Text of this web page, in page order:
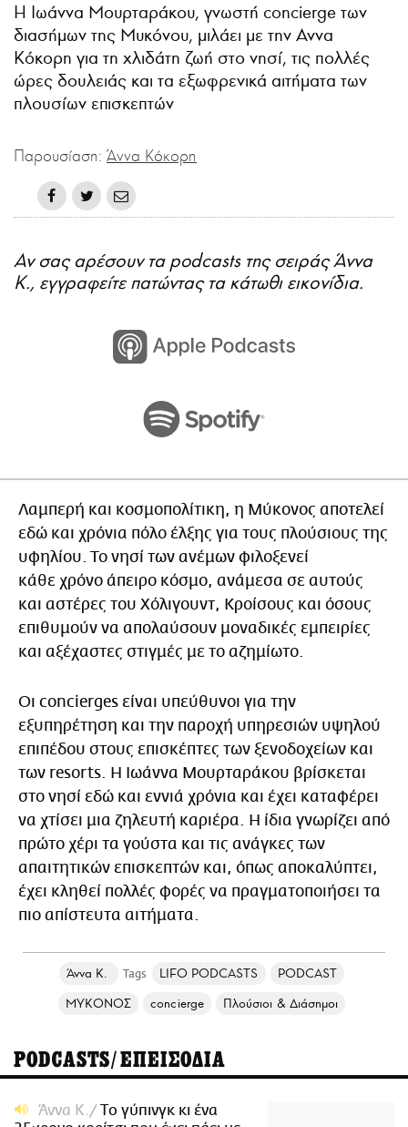
Η Ιωάννα Μουρταράκου, γνωστή concierge των
διασήμων της Μυκόνου, μιλάει με την Αννα
Κόκορη για τη χλιδάτη ζωή στο νησί, τις πολλές
ώρες δουλειάς και τα εξωφρενικά αιτήματα των
πλουσίων επισκεπτών
Παρουσίαση: Άννα Κόκορη
Αν σας αρέσουν τα podcasts της σειράς Άννα
Κ., εγγραφείτε πατώντας τα κάτωθι εικονίδια.
Λαμπερή και κοσμοπολίτικη, η Μύκονος αποτελεί
εδώ και χρόνια πόλο έλξης για τους πλούσιους της
υφηλίου. Το νησί των ανέμων φιλοξενεί
κάθε χρόνο άπειρο κόσμο, ανάμεσα σε αυτούς
και αστέρες του Χόλιγουντ, Κροίσους και όσους
επιθυμούν να απολαύσουν μοναδικές εμπειρίες
και αξέχαστες στιγμές με το αζημίωτο.
Οι concierges είναι υπεύθυνοι για την
εξυπηρέτηση και την παροχή υπηρεσιών υψηλού
επιπέδου στους επισκέπτες των ξενοδοχείων και
των resorts. Η Ιωάννα Μουρταράκου βρίσκεται
στο νησί εδώ και εννιά χρόνια και έχει καταφέρει
να χτίσει μια ζηλευτή καριέρα. Η ίδια γνωρίζει από
πρώτο χέρι τα γούστα και τις ανάγκες των
απαιτητικών επισκεπτών και, όπως αποκαλύπτει,
έχει κληθεί πολλές φορές να πραγματοποιήσει τα
πιο απίστευτα αιτήματα.
Άννα Κ. LIFO PODCASTS
PODCAST
ΜΥΚΟΝΟΣ
concierge Πλούσιοι & Διάσημοι
PODCASTS/ΕΠΕΙΣΟΔΙΑ
Άννα Κ.
Tο γύπινγκ κι ένα